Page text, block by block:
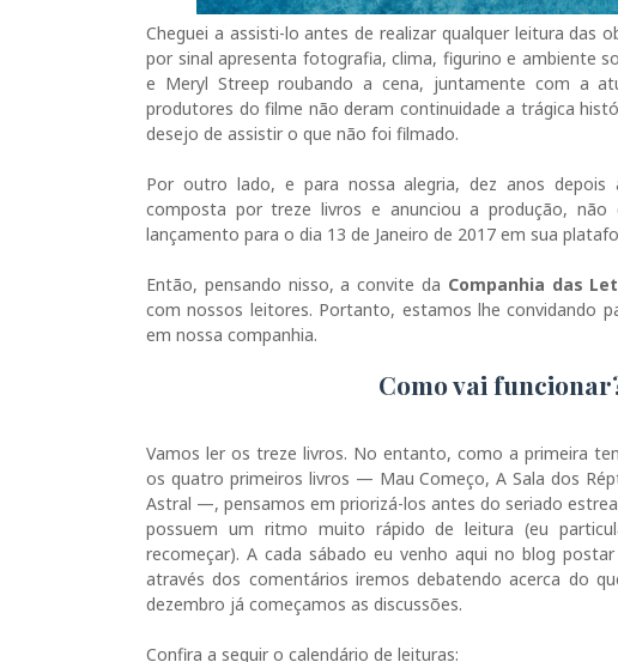
Cheguei a assisti-lo antes de realizar qualquer leitura das
por sinal apresenta fotografia, clima, figurino e ambiente
e Meryl Streep roubando a cena, juntamente com a
produtores do filme não deram continuidade a trágica
desejo de assistir o que não foi filmado.
Por outro lado, e para nossa alegria, dez anos
composta por treze livros e anunciou a produção,
lançamento para o dia 13 de Janeiro de 2017 em sua
Então, pensando nisso, a convite da Companhia das
com nossos leitores. Portanto, estamos lhe convidando
em nossa companhia.
Como vai
Vamos ler os treze livros. No entanto, como a primeira
os quatro primeiros livros — Mau Começo, A Sala dos
Astral —, pensamos em priorizá-los antes do seriado
possuem um ritmo muito rápido de leitura (eu
recomeçar). A cada sábado eu venho aqui no blog
através dos comentários iremos debatendo acerca do
dezembro já começamos as discussões.
Confira a seguir o calendário de leituras: